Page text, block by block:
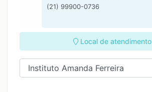
(21) 99900-0736
Local de atendimento